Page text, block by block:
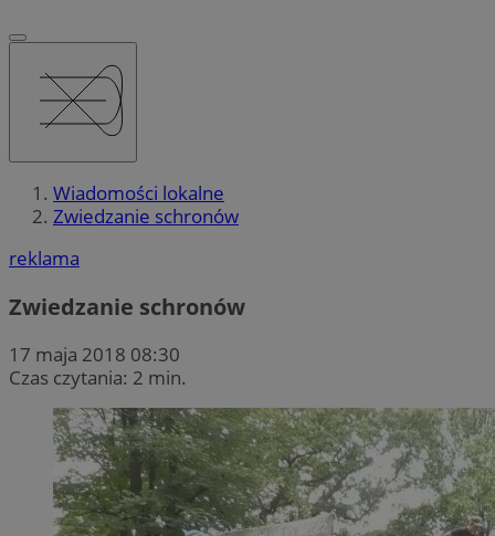
Wiadomości lokalne
Zwiedzanie schronów
reklama
Zwiedzanie schronów
17 maja 2018 08:30
Czas czytania: 2 min.